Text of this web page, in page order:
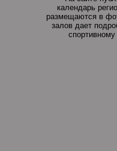
размещаются в
залов дает